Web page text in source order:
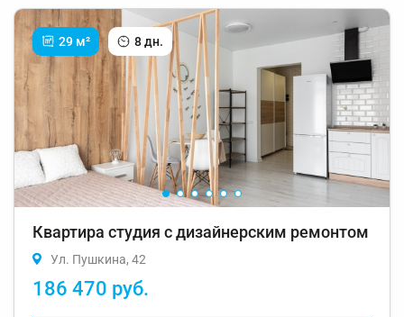
29 м² 8 дн.
Квартира студия с дизайнерским ремонтом
Ул. Пушкина, 42
186 470 руб.